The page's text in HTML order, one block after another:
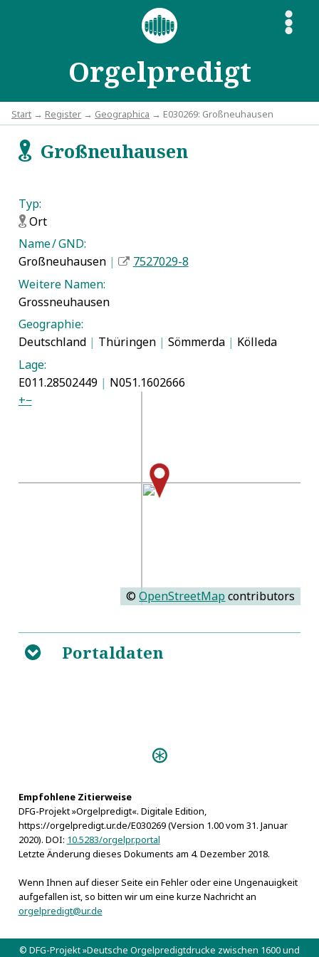
Orgelpredigt
S
Start → Register → Geographica → E030269: Großneuhausen
fGroßneuhausen
Typ:
fOrt
Name / GND:
Großneuhausen |
7527029-8
Weitere Namen:
Grossneuhausen
Geographie:
Deutschland | Thüringen | Sömmerda | Kölleda
Lage:
E011.28502449 | N051.1602666
+−
©OpenStreetMap contributors
B Portaldaten
Empfohlene Zitierweise
DFG-Projekt »Orgelpredigt«. Digitale Edition,
https://orgelpredigt.ur.de/E030269 (Version 1.00 vom 31. Januar
2020). DOI: 10.5283/orgelpr.portal
Letzte Änderung dieses Dokuments am 4. Dezember 2018.
Wenn Ihnen auf dieser Seite ein Fehler oder eine Ungenauigkeit
aufgefallen ist, so bitten wir um eine kurze Nachricht an
orgelpredigt@ur.de
© DFG-Projekt »Deutsche Orgelpredigtdrucke zwischen 1600 und